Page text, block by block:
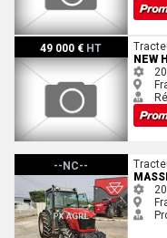
49 000 € HT
New Holland T4.80 F
NEW
--NC--
Massey Ferguson 3709SEFF